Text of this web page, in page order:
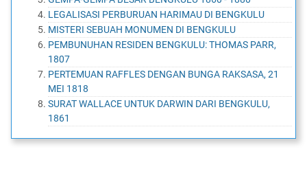
LEGALISASI PERBURUAN HARIMAU DI BENGKULU
MISTERI SEBUAH MONUMEN DI BENGKULU
PEMBUNUHAN RESIDEN BENGKULU: THOMAS PARR,
1807
PERTEMUAN RAFFLES DENGAN BUNGA RAKSASA, 21
MEI 1818
SURAT WALLACE UNTUK DARWIN DARI BENGKULU,
1861